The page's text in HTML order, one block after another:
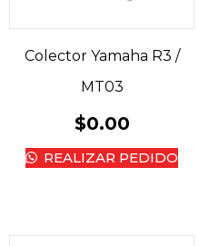
Colector Yamaha R3 /
MT03
$0.00
REALIZAR PEDIDO